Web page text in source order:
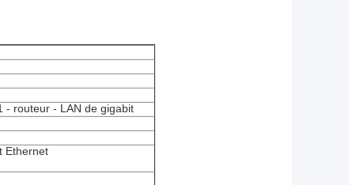
- routeur - LAN de gigabit
Ethernet